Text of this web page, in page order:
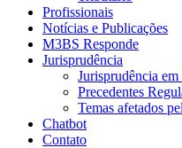
Profissionais
Notícias e Publicações
M3BS Responde
Jurisprudência
Jurisprudência em
Precedentes
Temas afetados
Chatbot
Contato